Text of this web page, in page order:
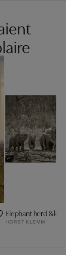
Elephant herd &
HORST KLEMM